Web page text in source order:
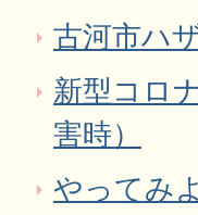
古河市ハ
新型コロ
害時）
やってみ